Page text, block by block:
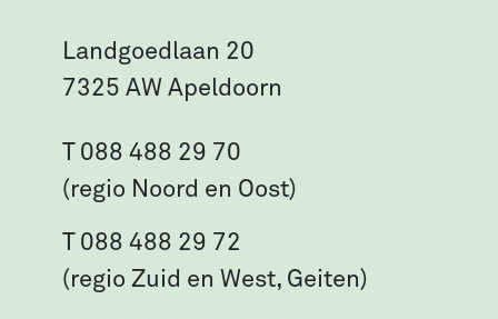
Landgoedlaan 20
7325 AW Apeldoorn
T 088 488 29 70
(regio Noord en Oost)
T 088 488 29 72
(regio Zuid en West, Geiten)